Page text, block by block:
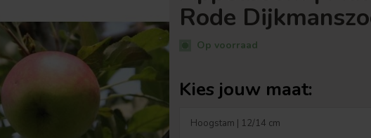
Rode
Op voorraad
Kies jouw maat: